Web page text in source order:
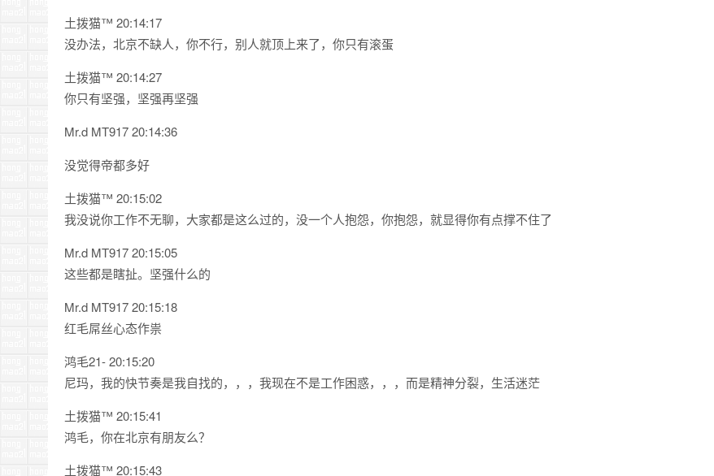
土拨猫™ 20:14:17
没办法，北京不缺人，你不行，别人就顶上来了，你只有滚蛋
土拨猫™ 20:14:27
你只有坚强，坚强再坚强
Mr.d MT917 20:14:36
没觉得帝都多好
土拨猫™ 20:15:02
我没说你工作不无聊，大家都是这么过的，没一个人抱怨，你抱怨，就显得你有点撑不住了
Mr.d MT917 20:15:05
这些都是瞎扯。坚强什么的
Mr.d MT917 20:15:18
红毛屌丝心态作祟
鸿毛21- 20:15:20
尼玛，我的快节奏是我自找的，，，我现在不是工作困惑，，，而是精神分裂，生活迷茫
土拨猫™ 20:15:41
鸿毛，你在北京有朋友么？
土拨猫™ 20:15:43